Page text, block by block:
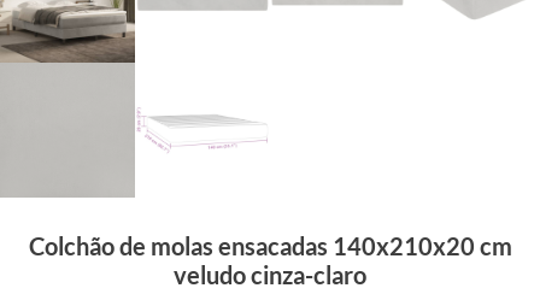
Colchão de molas ensacadas 140x210x20 cm
veludo cinza-claro